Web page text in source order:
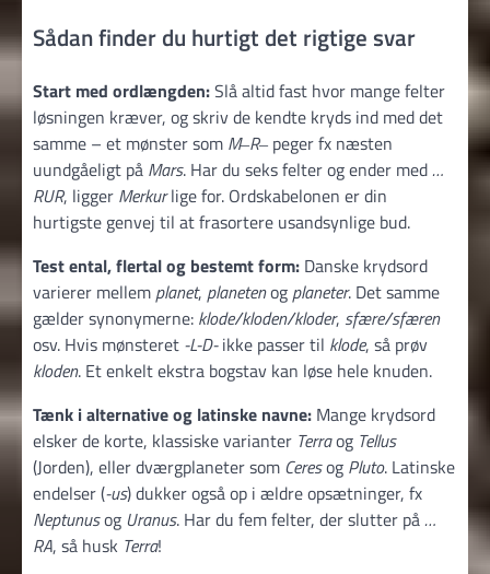
Sådan finder du hurtigt det rigtige svar
Start med ordlængden:Slå altid fast hvor mange felter
løsningen kræver, og skriv de kendte kryds ind med det
samme – et mønster som M‒R‒ peger fx næsten
uundgåeligt på Mars. Har du seks felter og ender med…
RUR, ligger Merkurlige for. Ord­skabelonen er din
hurtigste genvej til at frasortere usandsynlige bud.
Test ental, flertal og bestemt form: Danske krydsord
varierer mellem planet, planetenog planeter. Det samme
gælder synonymerne: klode/kloden/kloder, sfære/sfæren
osv. Hvis mønsteret -L-D-ikke passer til klode, så prøv
kloden. Et enkelt ekstra bogstav kan løse hele knuden.
Tænk i alternative og latinske navne: Mange krydsord
elsker de korte, klassiske varianter Terraog Tellus
(Jorden), eller dværgplaneter som Ceresog Pluto. Latinske
endelser (-us) dukker også op i ældre opsætninger, fx
Neptunusog Uranus. Har du fem felter, der slutter på…
RA, så husk Terra!